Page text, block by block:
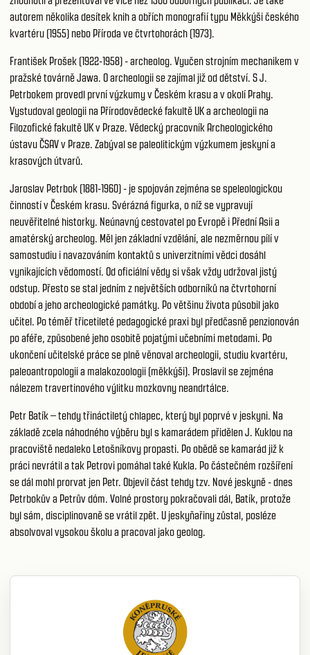
autorem několika desítek knih a obřích monografií typu Měkkýši českého
kvartéru (1955) nebo Příroda ve čtvrtohorách (1973).
František Prošek (1922-1958) - archeolog. Vyučen strojním mechanikem v
pražské továrně Jawa. O archeologii se zajímal již od dětství. S J.
Petrbokem provedl první výzkumy v Českém krasu a v okolí Prahy.
Vystudoval geologii na Přírodovědecké fakultě UK a archeologii na
Filozofické fakultě UK v Praze. Vědecký pracovník Archeologického
ústavu ČSAV v Praze. Zabýval se paleolitickým výzkumem jeskyní a
krasových útvarů.
Jaroslav Petrbok (1881-1960) - je spojován zejména se speleologickou
činností v Českém krasu. Svérázná figurka, o níž se vypravují
neuvěřitelné historky. Neúnavný cestovatel po Evropě i Přední Asii a
amatérský archeolog. Měl jen základní vzdělání, ale nezměrnou pílí v
samostudiu i navazováním kontaktů s univerzitními vědci dosáhl
vynikajících vědomostí. Od oficiální vědy si však vždy udržoval jistý
odstup. Přesto se stal jedním z největších odborníků na čtvrtohorní
období a jeho archeologické památky. Po většinu života působil jako
učitel. Po téměř třicetileté pedagogické praxi byl předčasně penzionován
po aféře, způsobené jeho osobitě pojatými učebními metodami. Po
ukončení učitelské práce se plně věnoval archeologii, studiu kvartéru,
paleoantropologii a malakozoologii (měkkýši). Proslavil se zejména
nálezem travertinového výlitku mozkovny neandrtálce.
Petr Batík – tehdy třináctiletý chlapec, který byl poprvé v jeskyni. Na
základě zcela náhodného výběru byl s kamarádem přidělen J. Kuklou na
pracoviště nedaleko Letošníkovy propasti. Po obědě se kamarád již k
práci nevrátil a tak Petrovi pomáhal také Kukla. Po částečném rozšíření
se dál mohl prorvat jen Petr. Objevil část tehdy tzv. Nové jeskyně - dnes
Petrbokův a Petrův dóm. Volné prostory pokračovali dál, Batík, protože
byl sám, disciplinovaně se vrátil zpět. U jeskyňařiny zůstal, posléze
absolvoval vysokou školu a pracoval jako geolog.